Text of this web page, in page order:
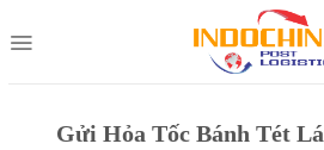
to
Gửi Hỏa Tốc Bánh Tét